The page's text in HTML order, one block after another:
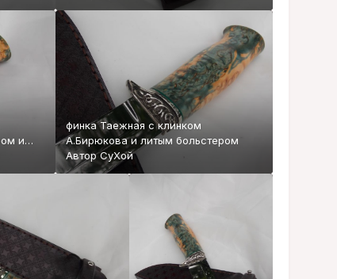
финка Таежная с клинком
А.Бирюкова и литым больстером
АвторСуХой